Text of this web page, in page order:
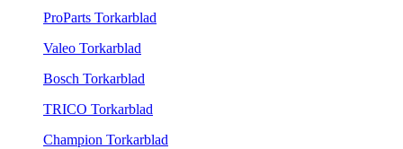
ProParts Torkarblad
Valeo Torkarblad
Bosch Torkarblad
TRICO Torkarblad
Champion Torkarblad